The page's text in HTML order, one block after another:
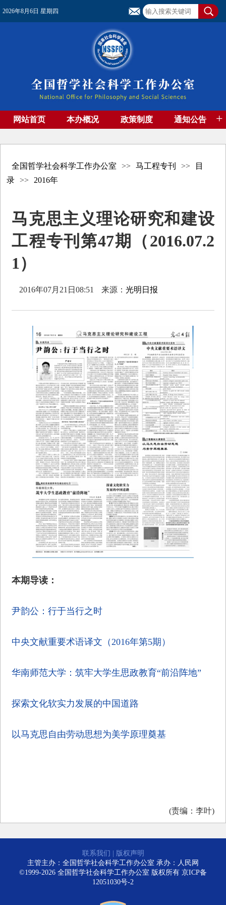
2026年8月6日 星期四
网站首页 本办概况 政策制度 通知公告 +
全国哲学社会科学工作办公室 >> 马工程专刊 >>
目
录
>> 2016年
马克思主义理论研究和建设
工程专刊第47期（2016.07.2
1）
2016年07月21日08:51 来源：光明日报
本期导读：
尹韵公：行于当行之时
中央文献重要术语译文（2016年第5期）
华南师范大学：筑牢大学生思政教育“前沿阵地”
探索文化软实力发展的中国道路
以马克思自由劳动思想为美学原理奠基
(责编：李叶)
联系我们
版权声明
主管主办：全国哲学社会科学工作办公室 承办：人民网
©1999-2026 全国哲学社会科学工作办公室 版权所有 京ICP备
12051030号-2